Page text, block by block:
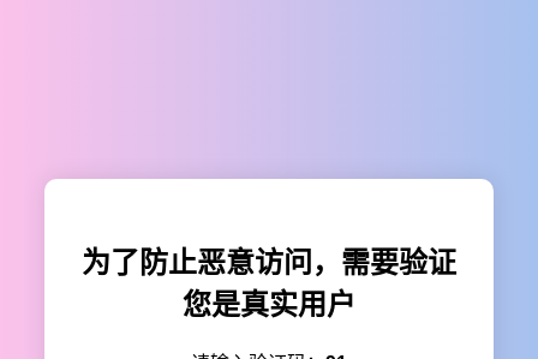
为了防止恶意访问，需要验证
您是真实用户